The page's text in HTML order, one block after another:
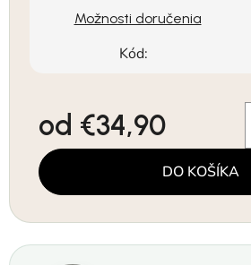
Možnosti doručenia
Kód:
od €34,90
Jednotková cena:
DO KOŠÍKA